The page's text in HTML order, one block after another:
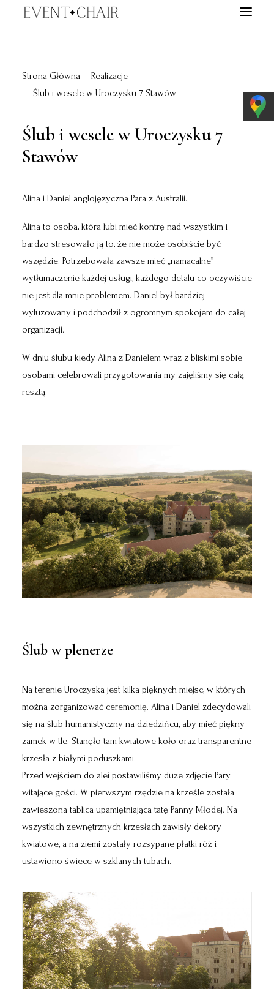
WYPOŻYCZALNIA
TARGI ŚLUBNE
BLOG
E-BOOK
Strona Główna
Realizacje
Ślub i wesele w Uroczysku 7 Stawów
Ślub i wesele w Uroczysku 7
Stawów
Alina i Daniel anglojęzyczna Para z Australii.
Alina to osoba, która lubi mieć kontrę nad wszystkim i
bardzo stresowało ją to, że nie może osobiście być
wszędzie. Potrzebowała zawsze mieć „namacalne”
wytłumaczenie każdej usługi, każdego detalu co oczywiście
nie jest dla mnie problemem. Daniel był bardziej
wyluzowany i podchodził z ogromnym spokojem do całej
organizacji.
W dniu ślubu kiedy Alina z Danielem wraz z bliskimi sobie
osobami celebrowali przygotowania my zajęliśmy się całą
resztą.
Ślub w plenerze
Na terenie Uroczyska jest kilka pięknych miejsc, w których
można zorganizować ceremonię. Alina i Daniel zdecydowali
się na ślub humanistyczny na dziedzińcu, aby mieć piękny
zamek w tle. Stanęło tam kwiatowe koło oraz transparentne
krzesła z białymi poduszkami.
Przed wejściem do alei postawiliśmy duże zdjęcie Pary
witające gości. W pierwszym rzędzie na krześle została
zawieszona tablica upamiętniająca tatę Panny Młodej. Na
wszystkich zewnętrznych krzesłach zawisły dekory
kwiatowe, a na ziemi zostały rozsypane płatki róż i
ustawiono świece w szklanych tubach.